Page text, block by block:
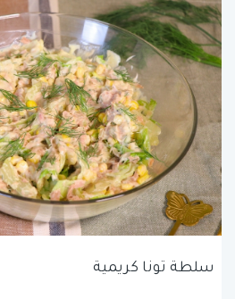
سلطة تونا كريمية